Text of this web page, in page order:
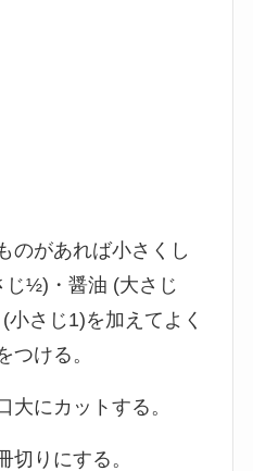
のがあれば小さくし
じ½)・醤油 (大さじ
さじ1)を加えてよく
つける。
大にカットする。
切りにする。